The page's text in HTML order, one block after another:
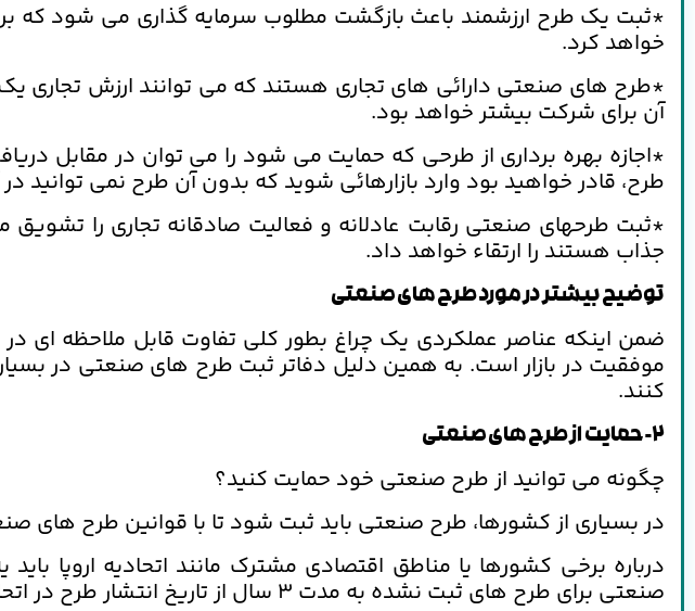
*ثبت یک طرح ارزشمند باعث بازگشت مطلوب سرمایه گذاری می شود که
خواهد کرد.
*طرح های صنعتی دارائی های تجاری هستند که می توانند ارزش تجاری
آن برای شرکت بیشتر خواهد بود.
*اجازه بهره برداری از طرحی که حمایت می شود را می توان در مقابل
طرح، قادر خواهید بود وارد بازارهائی شوید که بدون آن طرح نمی توانید
*ثبت طرحهای صنعتی رقابت عادلانه و فعالیت صادقانه تجاری را
جذاب هستند را ارتقاء خواهد داد.
توضیح بیشتر در مورد طرح های صنعتی
ضمن اینکه عناصر عملکردی یک چراغ بطور کلی تفاوت قابل ملاحظه ای
موفقیت در بازار است. به همین دلیل دفاتر ثبت طرح های صنعتی در
کنند.
2- حمایت از طرح های صنعتی
چگونه می توانید از طرح صنعتی خود حمایت کنید؟
در بسیاری از کشورها، طرح صنعتی باید ثبت شود تا با قوانین طرح های
درباره برخی کشورها یا مناطق اقتصادی مشترک مانند اتحادیه اروپا
صنعتی برای طرح های ثبت نشده به مدت 3 سال از تاریخ انتشار طرح در اتحادیه اروپائی را امکانپذیر ساخته است.